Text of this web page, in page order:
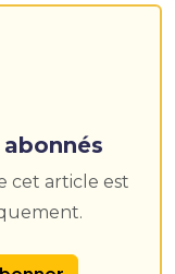
cet article est